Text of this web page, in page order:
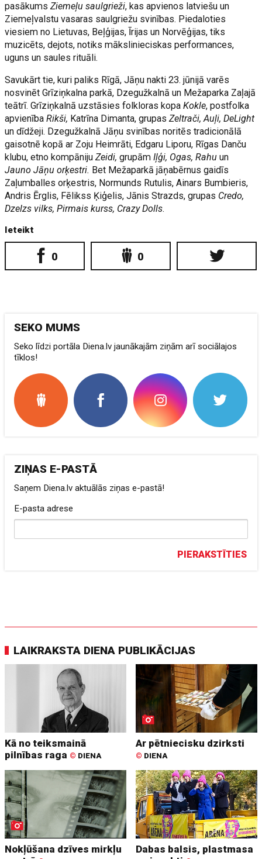
pasākumsZiemeļu saulgrieži, kas apvienos latviešu un
Ziemeļvalstu vasaras saulgriežu svinības. Piedaloties
viesiem no Lietuvas, Beļģijas, Īrijas un Norvēģijas, tiks
muzicēts, dejots, notiks mākslinieciskas performances,
uguns un saules rituāli.
Savukārt tie, kuri paliks Rīgā, Jāņu nakti 23. jūnijā varēs
nosvinēt Grīziņkalna parkā, Dzegužkalnā un Mežaparka Zaļajā
teātrī. Grīziņkalnā uzstāsies folkloras kopa Kokle, postfolka
apvienībaRikši, Katrīna Dimanta, grupasZeltrači, Auļi, DeLight
un dīdžeji. Dzegužkalnā Jāņu svinības noritēs tradicionālā
gaisotnē kopā ar Zoju Heimrāti, Edgaru Liporu, Rīgas Danču
klubu, etno kompānijuZeidi, grupāmIļģi, Ogas, Rahuun
Jauno Jāņu orķestri. Bet Mežaparkā jāņabērnus gaidīs
Zaļumballes orķestris, Normunds Rutulis, Ainars Bumbieris,
Andris Ērglis, Fēlikss Ķiģelis, Jānis Strazds, grupas Credo,
Dzelzs vilks, Pirmais kurss, Crazy Dolls.
Ieteikt
0 0
SEKO MUMS
Seko līdzi portāla Diena.lv jaunākajām ziņām arī sociālajos
tīklos!
ZIŅAS E-PASTĀ
Saņem Diena.lv aktuālās ziņas e-pastā!
E-pasta adrese
PIERAKSTĪTIES
LAIKRAKSTA DIENA PUBLIKĀCIJAS
Kā no teiksmainā
pilnības raga © DIENA
Ar pētniecisku dzirksti
© DIENA
Nokļūšana dzīves mirkļu
Dabas balsis, plastmasa